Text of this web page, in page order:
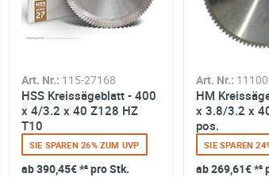
Art. Nr.: 115-27168
HSS Kreissägeblatt - 400
x 4/3.2 x 40 Z128 HZ
T10
SIE SPAREN 26% ZUM UVP
ab390,45€*² pro Stk.
Art. Nr.:
HM
x 3.8/3.2 x
pos.
SIE SPAREN
ab269,61€*²